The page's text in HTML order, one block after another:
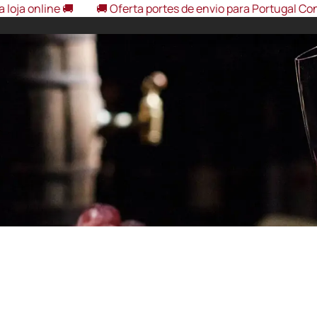
🚚 🚚 Oferta portes de envio para Portugal
Interior